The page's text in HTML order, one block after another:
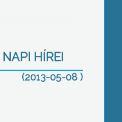
HÍREI
(2013-05-08 )